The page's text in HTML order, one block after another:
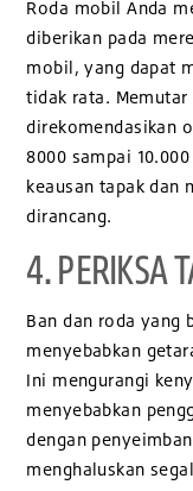
Roda mobil Anda
diberikan pada
mobil, yang dapat
tidak rata.
direkomendasikan
8000 sampai
keausan tapak dan
dirancang.
4. PERIKSA
Ban dan roda yang
menyebabkan
Ini mengurangi
menyebabkan
dengan
menghaluskan